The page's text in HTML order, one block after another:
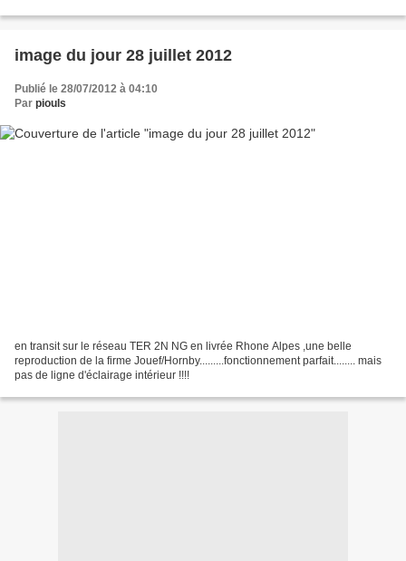
image du jour 28 juillet 2012
Publié le 28/07/2012 à 04:10
Par piouls
en transit sur le réseau TER 2N NG en livrée Rhone Alpes ,une belle
reproduction de la firme Jouef/Hornby.........fonctionnement parfait........ mais
pas de ligne d'éclairage intérieur !!!!